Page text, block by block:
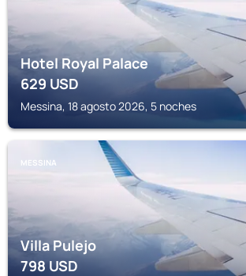
Hotel Royal Palace
629USD
Messina, 18 agosto 2026, 5 noches
MESSINA
Villa Pulejo
798USD